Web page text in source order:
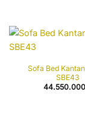
Sofa Bed
SBE43
44.550.000